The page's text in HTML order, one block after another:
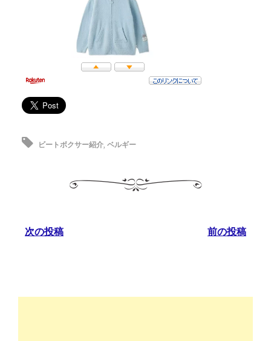
ビートボクサー紹介, ベルギー
次の投稿 前の投稿